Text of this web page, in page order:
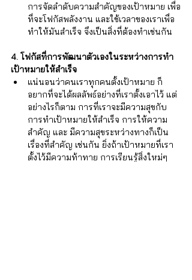
การจัดลำดับความสำคัญของเป้าหมาย เพื่อ
ที่จะโฟกัสพลังงาน และใช้เวลาของเราเพื่อ
ทำให้มันสำเร็จ จึงเป็นสิ่งที่ต้องทำเช่นกัน
4. โฟกัสที่การพัฒนาตัวเองในระหว่างการทำ
เป้าหมายให้สำเร็จ
แน่นอนว่าคนเราทุกคนตั้งเป้าหมาย ก็
อยากที่จะได้ผลลัพธ์อย่างที่เราตั้งเอาไว้ แต่
อย่างไรก็ตาม การที่เราจะมีความสุขกับ
การทำเป้าหมายให้สำเร็จ การให้ความ
สำคัญ และ มีความสุขระหว่างทางก็เป็น
เรื่องที่สำคัญ เช่นกัน ยิ่งถ้าเป้าหมายที่เรา
ตั้งไว้มีความท้าทาย การเรียนรู้สิ่งใหม่ๆ